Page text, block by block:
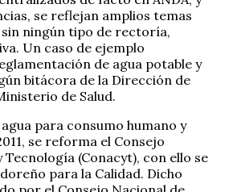
se reflejan amplios temas
ningún tipo de rectoría,
Un caso de ejemplo
de agua potable y
bitácora de la Dirección de
de Salud.
para consumo humano y
se reforma el Consejo
Tecnología (Conacyt), con ello se
para la Calidad. Dicho